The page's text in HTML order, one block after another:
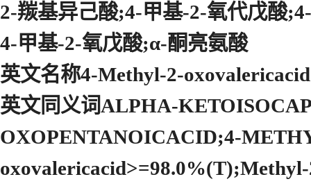
2-羰基异己酸;4-甲基-2-氧代戊酸
4-甲基-2-氧戊酸;α-酮亮氨酸
英文名称4-Methyl-2-oxovalericacid
英文同义词ALPHA-
OXOPENTANOICACID;4-